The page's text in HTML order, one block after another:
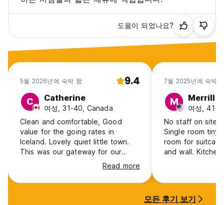
도움이 되었나요?
5월 2026년에 숙박 함 9.4
C Catherine
여성, 31-40, Canada
Clean and comfortable, Good
value for the going rates in
Iceland. Lovely quiet little town.
This was our gateway for our
so never met any staff. I do mss
that human connection.
Read more
7월 2025년에 숙박
M Merrill
여성, 41+,
No staff on site
Single room tiny
room for
and wall.
dryers. Common
모든 후기 보기